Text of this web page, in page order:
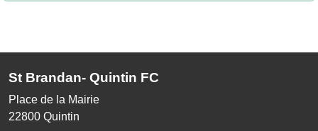
St Brandan- Quintin FC
Place de la Mairie
22800 Quintin